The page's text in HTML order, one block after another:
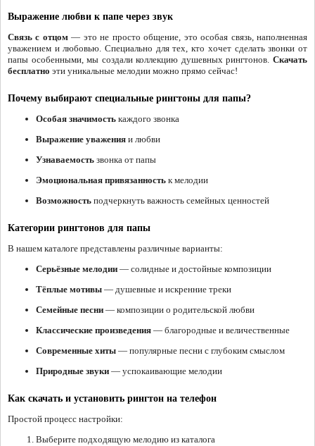
Выражение любви к папе через звук
Связь с отцом— это не просто общение, это особая связь, наполненная
уважением и любовью. Специально для тех, кто хочет сделать звонки от
папы особенными, мы создали коллекцию душевных рингтонов. Скачать
бесплатно эти уникальные мелодии можно прямо сейчас!
Почему выбирают специальные рингтоны для папы?
Особая значимость каждого звонка
Выражение уважения и любви
Узнаваемость звонка от папы
Эмоциональная привязанность к мелодии
Возможность подчеркнуть важность семейных ценностей
Категории рингтонов для папы
В нашем каталоге представлены различные варианты:
Серьёзные мелодии — солидные и достойные композиции
Тёплые мотивы — душевные и искренние треки
Семейные песни — композиции о родительской любви
Классические произведения — благородные и величественные
Современные хиты — популярные песни с глубоким смыслом
Природные звуки — успокаивающие мелодии
Как скачать и установить рингтон на телефон
Простой процесс настройки:
Выберите подходящую мелодию из каталога